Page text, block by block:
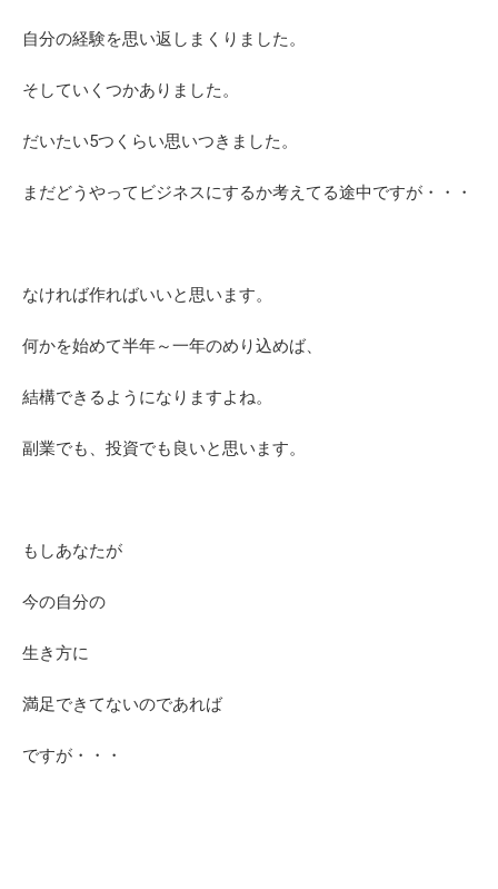
自分の経験を思い返しまくりました。
そしていくつかありました。
だいたい5つくらい思いつきました。
まだどうやってビジネスにするか考えてる途中ですが・・・
なければ作ればいいと思います。
何かを始めて半年～一年のめり込めば、
結構できるようになりますよね。
副業でも、投資でも良いと思います。
もしあなたが
今の自分の
生き方に
満足できてないのであれば
ですが・・・